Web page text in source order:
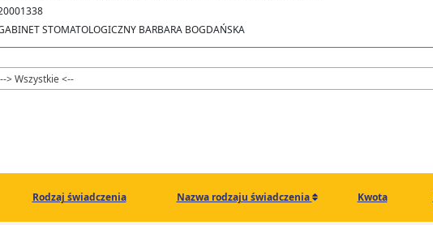
STOMATOLOGICZNY BARBARA BOGDAŃSKA
--> Wszystkie <--
Rodzaj świadczenia Nazwa rodzaju świadczenia Kwota